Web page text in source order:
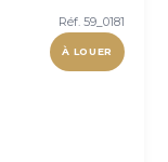
Réf. 59_0181
À LOUER